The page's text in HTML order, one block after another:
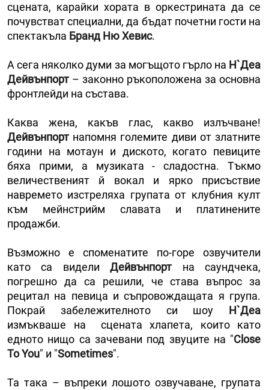
сцената, карайки хората в оркестрината да се
почувстват специални, да бъдат почетни гости на
спектакъла Бранд Ню Хевис.
А сега няколко думи за могъщото гърло на Н`Деа
Дейвънпорт – законно ръкоположена за основна
фронтлейди на състава.
Каква жена, какъв глас, какво излъчване!
Дейвънпорт напомня големите диви от златните
години на мотаун и диското, когато певиците
бяха прими, а музиката - сладостна. Тъкмо
величественият й вокал и ярко присъствие
навремето изстреляха групата от клубния култ
към мейнстрийм славата и платинените
продажби.
Възможно е споменатите по-горе озвучители
като са виделиДейвънпорт на саундчека,
погрешно да са решили, че става въпрос за
рецитал на певица и съпровождащата я група.
Покрай забележителното си шоу Н`Деа
измъкваше на сцената хлапета, които като
едното нищо са зачевани под звуците на "Close
To You" и "Sometimes".
Та така – въпреки лошото озвучаване, групата